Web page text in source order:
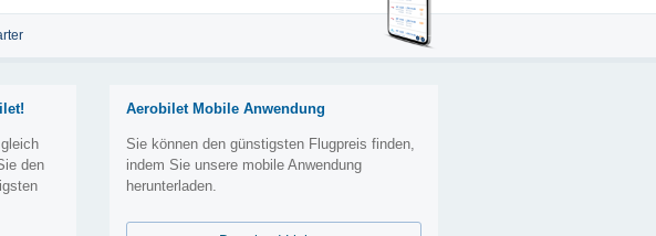
den
Aerobilet Mobile Anwendung
Sie können den günstigsten Flugpreis finden,
indem Sie unsere mobile Anwendung
herunterladen.